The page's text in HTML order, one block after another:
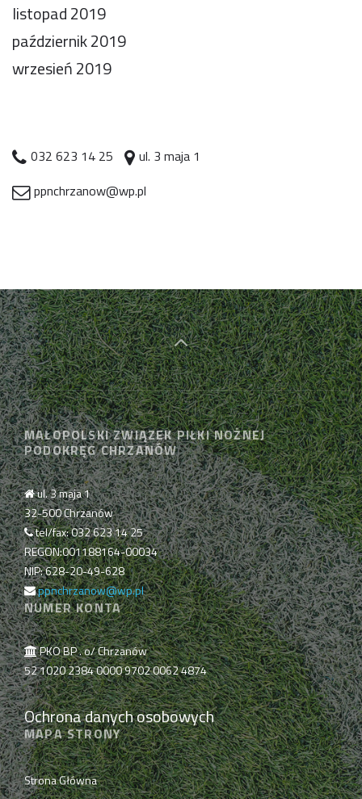
listopad 2019
październik 2019
wrzesień 2019
032 623 14 25
ul. 3 maja 1
ppnchrzanow@wp.pl
MAŁOPOLSKI ZWIĄZEK PIŁKI NOŻNEJ
PODOKRĘG CHRZANÓW
ul. 3 maja 1
32-500 Chrzanów
tel/fax: 032 623 14 25
REGON:001188164-00034
NIP: 628-20-49-628
ppnchrzanow@wp.pl
NUMER KONTA
PKO BP . o/ Chrzanów
52 1020 2384 0000 9702 0062 4874
Ochrona danych osobowych
MAPA STRONY
Strona Główna